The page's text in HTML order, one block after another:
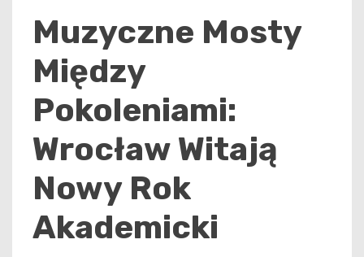
Muzyczne Mosty
Między
Pokoleniami:
Wrocław Witają
Nowy Rok
Akademicki